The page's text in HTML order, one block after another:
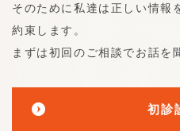
そのために私達は正しい情報
約束します。
まずは初回のご相談でお話を
初診